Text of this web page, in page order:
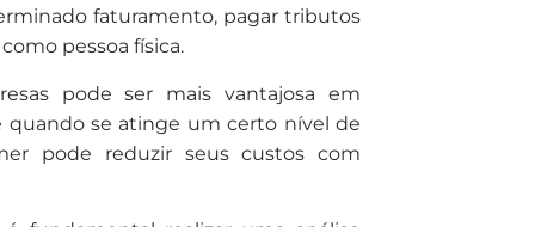
faturamento, pagar tributos
pessoa física.
pode ser mais vantajosa em
quando se atinge um certo nível de
pode reduzir seus custos com